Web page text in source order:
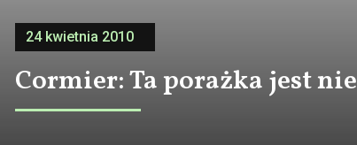
24 kwietnia 2010
Cormier: Ta porażka jest